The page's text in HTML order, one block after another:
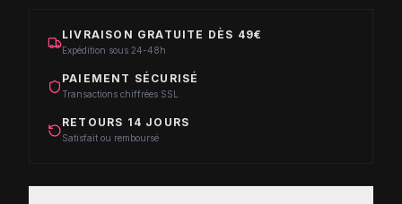
LIVRAISON GRATUITE DÈS 49€
Expédition sous 24-48h
PAIEMENT SÉCURISÉ
Transactions chiffrées SSL
RETOURS 14 JOURS
Satisfait ou remboursé